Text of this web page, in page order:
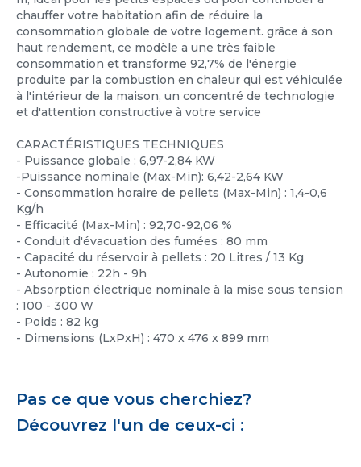
chauffer votre habitation afin de réduire la
consommation globale de votre logement. grâce à son
haut rendement, ce modèle a une très faible
consommation et transforme 92,7% de l'énergie
produite par la combustion en chaleur qui est véhiculée
à l'intérieur de la maison, un concentré de technologie
et d'attention constructive à votre service
CARACTÉRISTIQUES TECHNIQUES
- Puissance globale : 6,97-2,84 KW
-Puissance nominale (Max-Min): 6,42-2,64 KW
- Consommation horaire de pellets (Max-Min) : 1,4-0,6
Kg/h
- Efficacité (Max-Min) : 92,70-92,06 %
- Conduit d'évacuation des fumées : 80 mm
- Capacité du réservoir à pellets : 20 Litres / 13 Kg
- Autonomie : 22h - 9h
- Absorption électrique nominale à la mise sous tension
: 100 - 300 W
- Poids : 82 kg
- Dimensions (LxPxH) : 470 x 476 x 899 mm
Pas ce que vous cherchiez?
Découvrez l'un de ceux-ci :